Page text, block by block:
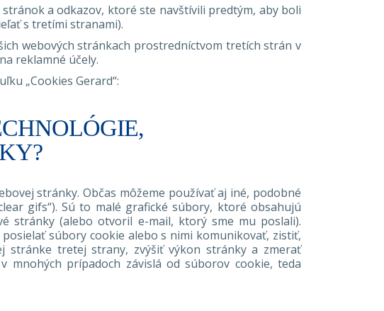
a odkazov, ktoré ste navštívili predtým, aby boli
s tretími stranami).
webových stránkach prostredníctvom tretích strán v
reklamné účely.
„Cookies Gerard“:
stránky. Občas môžeme používať aj iné, podobné
gifs“). Sú to malé grafické súbory, ktoré obsahujú
stránky (alebo otvoril e-mail, ktorý sme mu poslali).
súbory cookie alebo s nimi komunikovať, zistiť,
stránke tretej strany, zvýšiť výkon stránky a zmerať
mnohých prípadoch závislá od súborov cookie, teda